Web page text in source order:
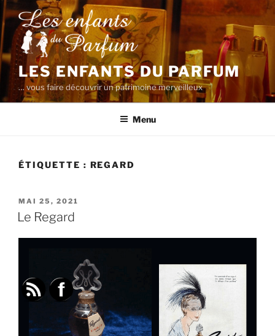
Aller
au
contenu
principal
LES ENFANTS DU PARFUM
… vous faire découvrir un patrimoine merveilleux
Menu
ÉTIQUETTE : REGARD
PUBLIÉ
LE
MAI 25, 2021
Le Regard